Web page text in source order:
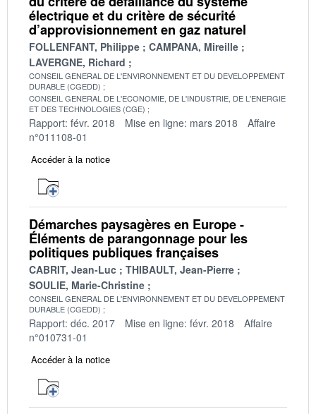
électrique et du critère de sécurité
d’approvisionnement en gaz naturel
FOLLENFANT, Philippe
CAMPANA, Mireille
LAVERGNE, Richard
CONSEIL GENERAL DE L'ENVIRONNEMENT ET DU DEVELOPPEMENT
DURABLE (CGEDD)
CONSEIL GENERAL DE L'ECONOMIE, DE L'INDUSTRIE, DE L'ENERGIE
ET DES TECHNOLOGIES (CGE)
Rapport: févr. 2018 Mise en ligne: mars 2018
Affaire
n°011108-01
Accéder à la notice
Démarches paysagères en Europe -
Éléments de parangonnage pour les
politiques publiques françaises
CABRIT, Jean-Luc
THIBAULT, Jean-Pierre
SOULIE, Marie-Christine
CONSEIL GENERAL DE L'ENVIRONNEMENT ET DU DEVELOPPEMENT
DURABLE (CGEDD)
Rapport: déc. 2017 Mise en ligne: févr. 2018
Affaire
n°010731-01
Accéder à la notice